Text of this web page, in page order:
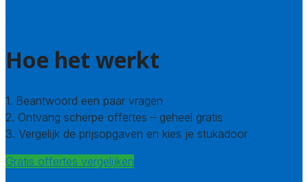
Hoe het werkt
1. Beantwoord een paar vragen
2. Ontvang scherpe offertes – geheel gratis
3. Vergelijk de prijsopgaven en kies je stukadoor
Gratis offertes vergelijken